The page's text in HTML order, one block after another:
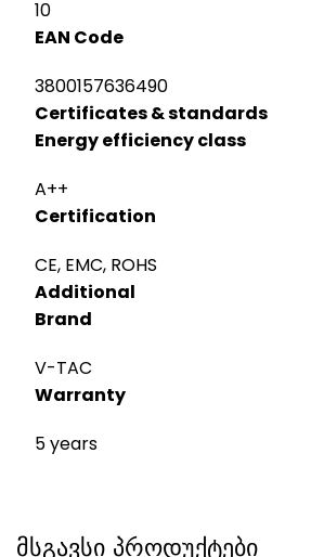
10
EAN Code
3800157636490
Certificates & standards
Energy efficiency class
A++
Certification
CE, EMC, ROHS
Additional
Brand
V-TAC
Warranty
5 years
მსგავსი პროდუქტები